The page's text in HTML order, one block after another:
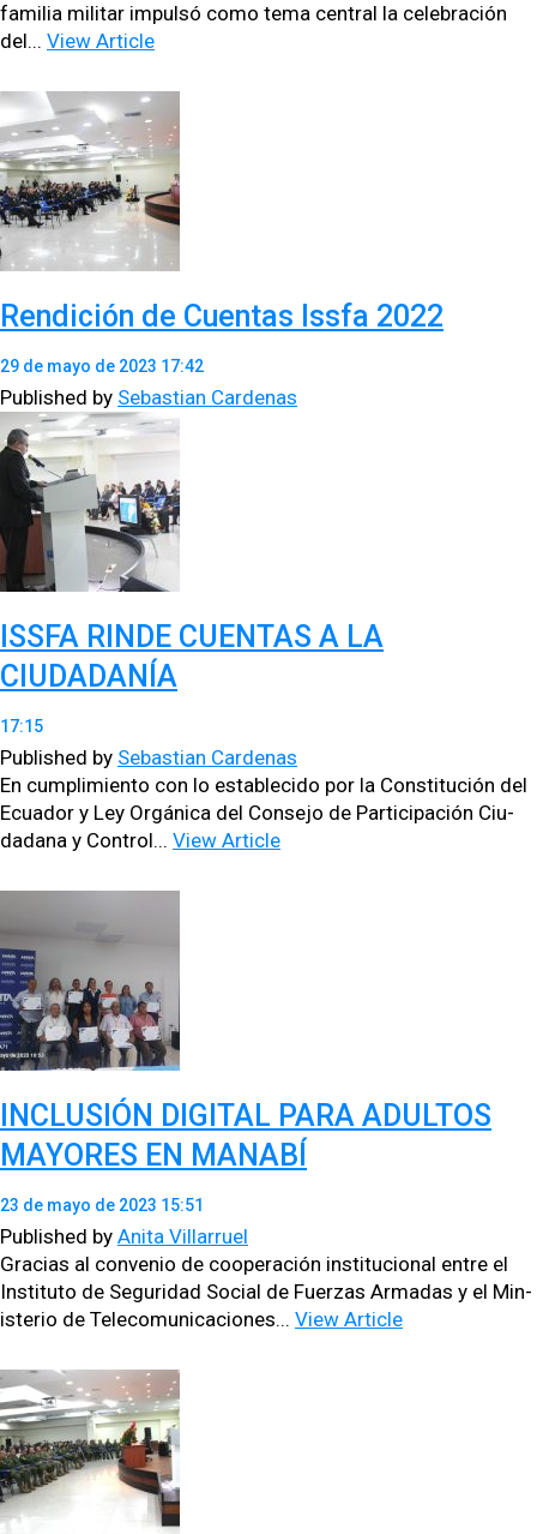
famil­ia mil­i­tar impul­só como tema cen­tral la cel­e­bración
del... View Article
Rendición de Cuentas Issfa 2022
29 de mayo de 2023 17:42
Published by Sebastian Cardenas
ISSFA RINDE CUENTAS A LA
CIUDADANÍA
17:15
Published by Sebastian Cardenas
En cumplim­ien­to con lo estable­ci­do por la Con­sti­tu­ción del
Ecuador y Ley Orgáni­ca del Con­se­jo de Par­tic­i­pación Ciu­
dadana y Con­trol... View Article
INCLUSIÓN DIGITAL PARA ADULTOS
MAYORES EN MANABÍ
23 de mayo de 2023 15:51
Published by Anita Villarruel
Gra­cias al con­ve­nio de coop­eración insti­tu­cional entre el
Insti­tu­to de Seguri­dad Social de Fuerzas Armadas y el Min­
is­te­rio de Tele­co­mu­ni­ca­ciones... View Article